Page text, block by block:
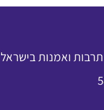
ואמנות בישראל